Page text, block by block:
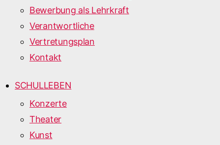
Bewerbung als Lehrkraft
Verantwortliche
Vertretungsplan
Kontakt
SCHULLEBEN
Konzerte
Theater
Kunst